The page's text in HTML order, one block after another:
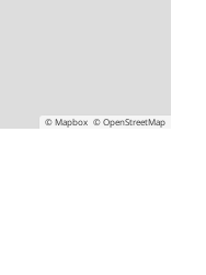
© Mapbox © OpenStreetMap